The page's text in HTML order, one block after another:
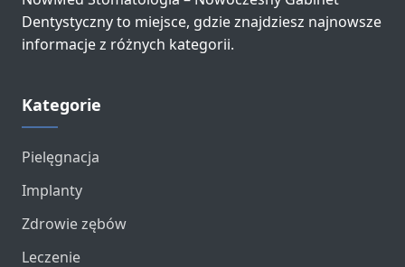
Dentystyczny to miejsce, gdzie znajdziesz najnowsze
informacje z różnych kategorii.
Kategorie
Pielęgnacja
Implanty
Zdrowie zębów
Leczenie